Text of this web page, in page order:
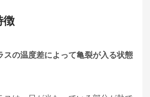
徴
スの温度差によって亀裂が入る状態